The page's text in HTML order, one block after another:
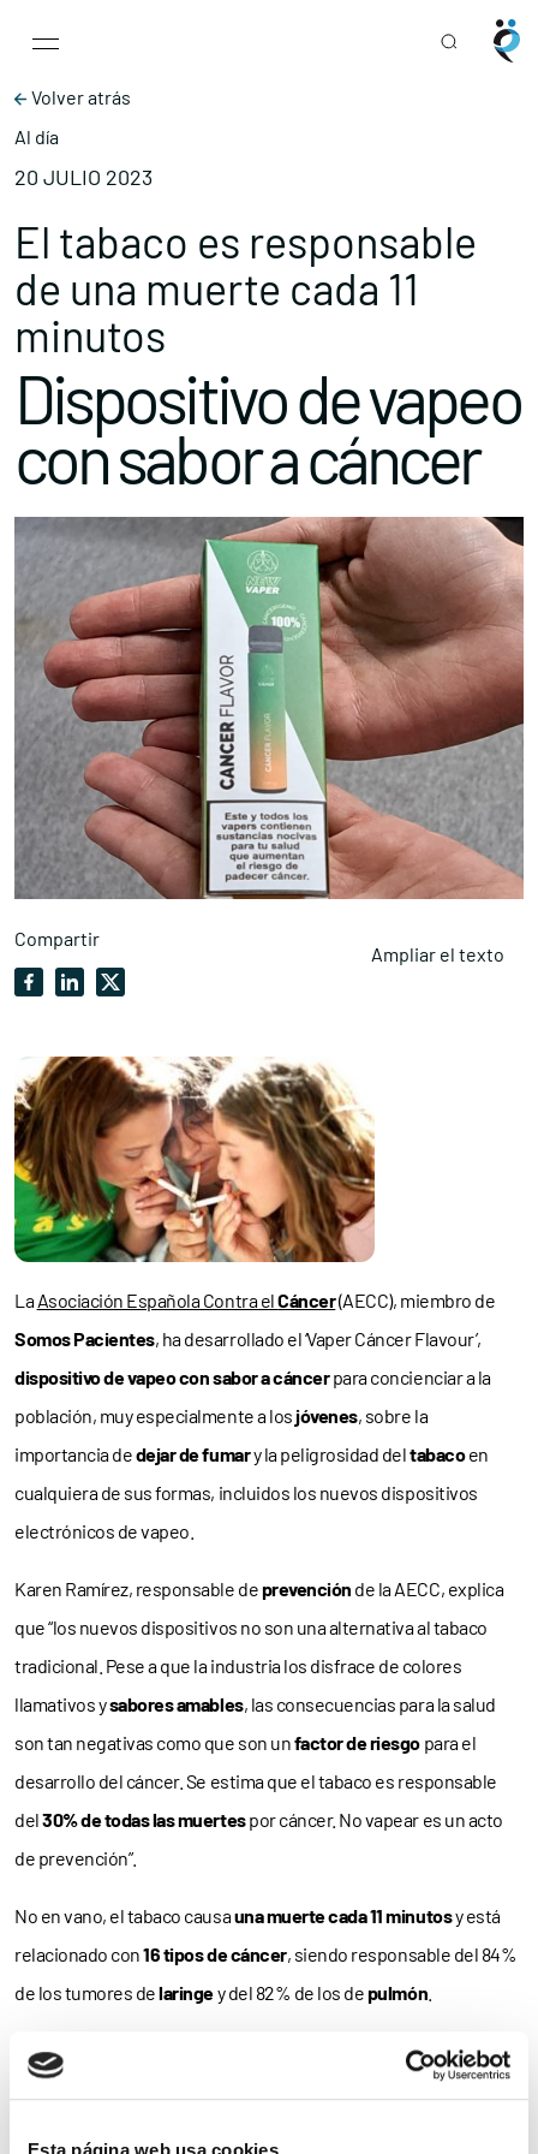
Esta página web usa cookies
Main Navigation
Volver atrás
Al día
20 JULIO 2023
El tabaco es responsable
de una muerte cada 11
minutos
Dispositivo de vapeo
con sabor a cáncer
Compartir
Ampliar el texto
LaAsociación Española Contra elCáncer(AECC), miembro de
Somos Pacientes, ha desarrollado el ‘Vaper Cáncer Flavour’,
dispositivo de vapeo con sabor a cáncerpara concienciar a la
población, muy especialmente a los jóvenes, sobre la
importancia dedejar de fumary la peligrosidad deltabacoen
cualquiera de sus formas, incluidos los nuevos dispositivos
electrónicos de vapeo.
Karen Ramírez, responsable deprevención de la AECC, explica
que “los nuevos dispositivos no son una alternativa al tabaco
tradicional. Pese a que la industria los disfrace de colores
llamativos ysabores amables, las consecuencias para la salud
son tan negativas como que son unfactor de riesgo para el
desarrollo del cáncer. Se estima que el tabaco es responsable
del30% de todas las muertespor cáncer. No vapear es un acto
de prevención”.
No en vano, el tabaco causauna muerte cada 11 minutosy está
relacionado con16 tipos de cáncer, siendo responsable del 84%
de los tumores delaringey del 82% de los depulmón
Riesgo duplicado
que en los últimos años han visto crecida de manera alarmante